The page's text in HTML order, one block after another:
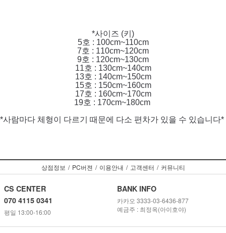
*사이즈 (키)
5호 : 100cm~110cm
7호 : 110cm~120cm
9호 : 120cm~130cm
11호 : 130cm~140cm
13호 : 140cm~150cm
15호 : 150cm~160cm
17호 : 160cm~170cm
19호 : 170cm~180cm
*사람마다 체형이 다르기 때문에 다소 편차가 있을 수 있습니다*
상점정보 / PC버젼 / 이용안내 / 고객센터 / 커뮤니티
CS CENTER
070 4115 0341
평일 13:00-16:00
BANK INFO
카카오 3333-03-6436-877
예금주 : 최정옥(아이호야)